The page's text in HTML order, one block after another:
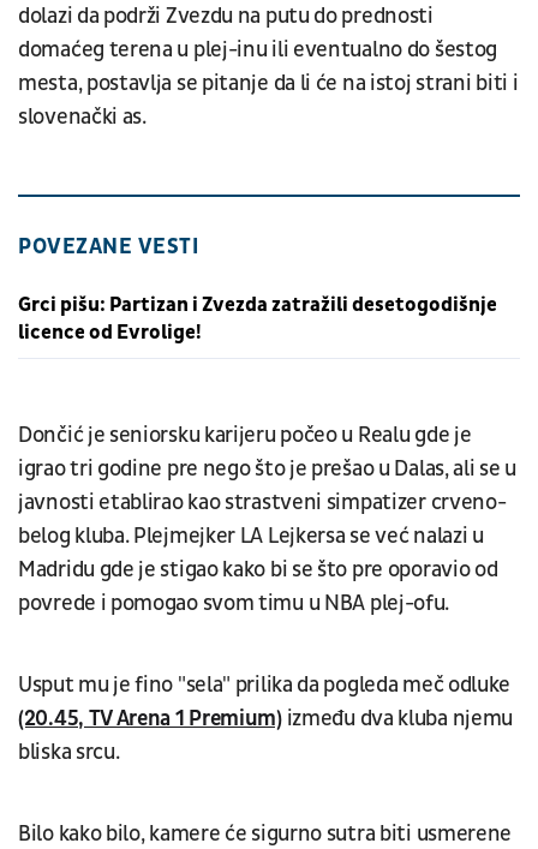
dolazi da podrži Zvezdu na putu do prednosti
domaćeg terena u plej-inu ili eventualno do šestog
mesta, postavlja se pitanje da li će na istoj strani biti i
slovenački as.
POVEZANE VESTI
Grci pišu: Partizan i Zvezda zatražili desetogodišnje
licence od Evrolige!
Dončić je seniorsku karijeru počeo u Realu gde je
igrao tri godine pre nego što je prešao u Dalas, ali se u
javnosti etablirao kao strastveni simpatizer crveno-
belog kluba. Plejmejker LA Lejkersa se već nalazi u
Madridu gde je stigao kako bi se što pre oporavio od
povrede i pomogao svom timu u NBA plej-ofu.
Usput mu je fino "sela" prilika da pogleda meč odluke
(20.45, TV Arena 1 Premium)između dva kluba njemu
bliska srcu.
Bilo kako bilo, kamere će sigurno sutra biti usmerene